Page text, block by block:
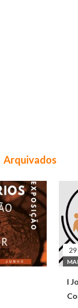
Arquivados
29
MAI
I